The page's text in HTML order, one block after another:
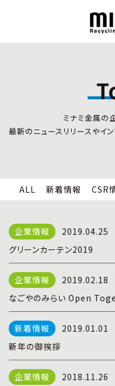
CSR情報
企業情報
全国事業所紹介
ミナミ金属の
最新のニュースリリースやイ
ALL 新着情報 CSR
2019.04.25
グリーンカーテン2019
2019.02.18
なごやのみらい Open
2019.01.01
新年の御挨拶
2018.11.26